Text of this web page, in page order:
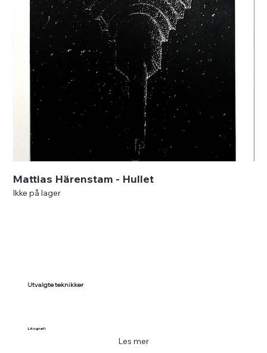
Utvalgte teknikker
Litografi
Les mer
Mattias Härenstam - Hullet
Ikke på lager